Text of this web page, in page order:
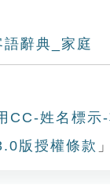
辭典_家庭
CC-姓名標示
版授權條款